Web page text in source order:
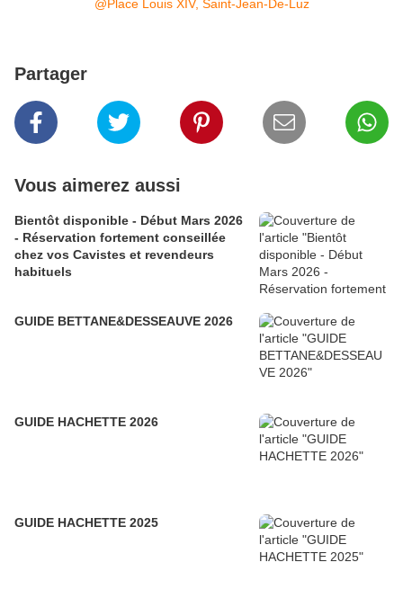
Partager
Vous aimerez aussi
Bientôt disponible - Début Mars 2026
- Réservation fortement conseillée
chez vos Cavistes et revendeurs
habituels
GUIDE BETTANE&DESSEAUVE 2026
GUIDE HACHETTE 2026
GUIDE HACHETTE 2025